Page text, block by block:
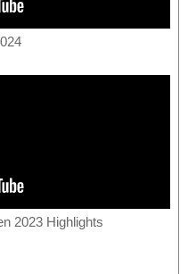
2023 Highlights